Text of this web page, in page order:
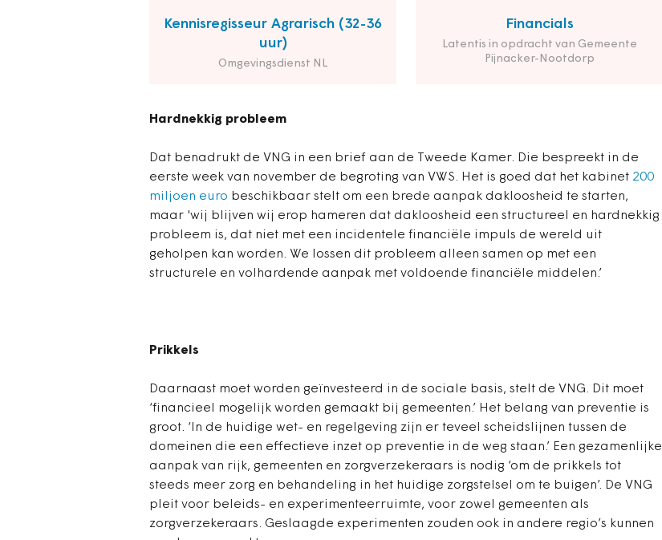
Kennisregisseur Agrarisch (32-36
uur)
Omgevingsdienst NL
Financials
Latentis in opdracht van Gemeente
Pijnacker-Nootdorp
Hardnekkig probleem
Dat benadrukt de VNG in een brief aan de Tweede Kamer. Die bespreekt in de
eerste week van november de begroting van VWS. Het is goed dat het kabinet 200
miljoen euro beschikbaar stelt om een brede aanpak dakloosheid te starten,
maar 'wij blijven wij erop hameren dat dakloosheid een structureel en hardnekkig
probleem is, dat niet met een incidentele financiële impuls de wereld uit
geholpen kan worden. We lossen dit probleem alleen samen op met een
structurele en volhardende aanpak met voldoende financiële middelen.’
Prikkels
Daarnaast moet worden geïnvesteerd in de sociale basis, stelt de VNG. Dit moet
‘financieel mogelijk worden gemaakt bij gemeenten.’ Het belang van preventie is
groot. ‘In de huidige wet- en regelgeving zijn er teveel scheidslijnen tussen de
domeinen die een effectieve inzet op preventie in de weg staan.’ Een gezamenlijke
aanpak van rijk, gemeenten en zorgverzekeraars is nodig ‘om de prikkels tot
steeds meer zorg en behandeling in het huidige zorgstelsel om te buigen’. De VNG
pleit voor beleids- en experimenteerruimte, voor zowel gemeenten als
zorgverzekeraars. Geslaagde experimenten zouden ook in andere regio’s kunnen